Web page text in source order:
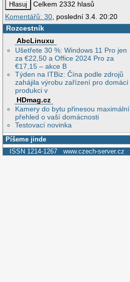
Celkem 2332 hlasů
Komentářů: 30, poslední 3.4. 20:20
Rozcestník
AbcLinuxu
Ušetřete 30 %: Windows 11 Pro jen
za €22,50 a Office 2024 Pro za
€17,15 – akce B
Týden na ITBiz: Čína podle zdrojů
zahájila výrobu zařízení pro domácí
produkci v
HDmag.cz
Kamery do bytu přinesou maximální
přehled o vaší domácnosti
Testovací novinka
Píšeme jinde
ISSN 1214-1267 www.czech-server.cz